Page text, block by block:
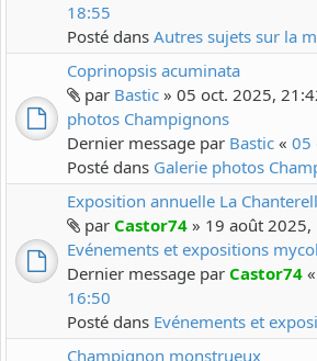
18:55
Posté dans Autres sujets sur la
Coprinopsis acuminata
par Bastic » 05 oct. 2025,
photos Champignons
Dernier message par Bastic « 05
Posté dans Galerie photos
Exposition annuelle La
par Castor74 » 19 août 2025,
Evénements et expositions
Dernier message par Castor74 «
16:50
Posté dans Evénements et
Champignon monstrueux